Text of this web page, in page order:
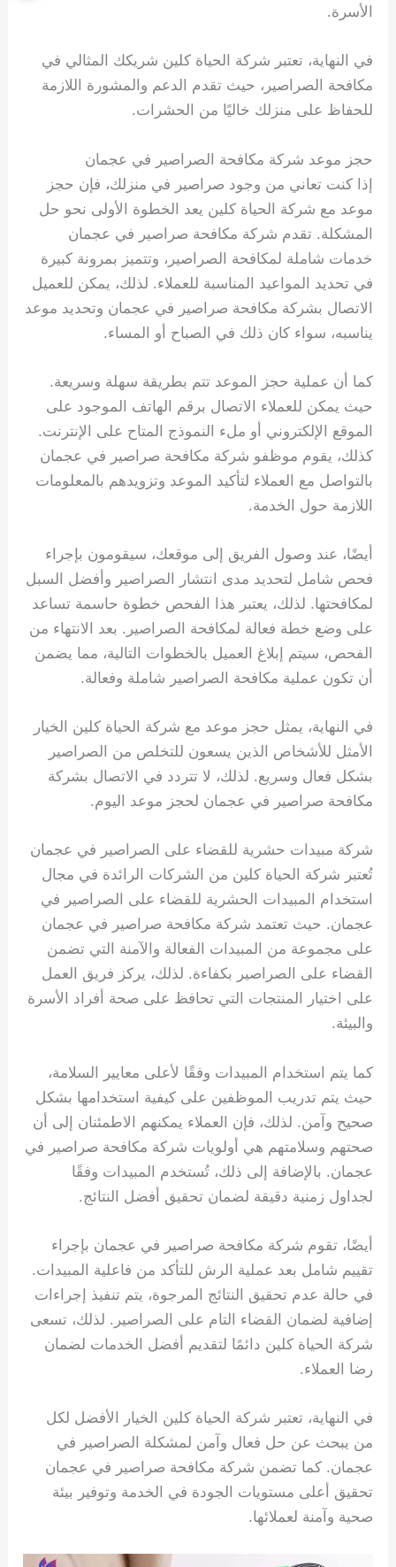
الأسرة.
في النهاية، تعتبر شركة الحياة كلين شريكك المثالي في
مكافحة الصراصير، حيث تقدم الدعم والمشورة اللازمة
للحفاظ على منزلك خاليًا من الحشرات.
حجز موعد شركة مكافحة الصراصير في عجمان
إذا كنت تعاني من وجود صراصير في منزلك، فإن حجز
موعد مع شركة الحياة كلين يعد الخطوة الأولى نحو حل
المشكلة. تقدم شركة مكافحة صراصير في عجمان
خدمات شاملة لمكافحة الصراصير، وتتميز بمرونة كبيرة
في تحديد المواعيد المناسبة للعملاء. لذلك، يمكن للعميل
الاتصال بشركة مكافحة صراصير في عجمان وتحديد موعد
يناسبه، سواء كان ذلك في الصباح أو المساء.
كما أن عملية حجز الموعد تتم بطريقة سهلة وسريعة.
حيث يمكن للعملاء الاتصال برقم الهاتف الموجود على
الموقع الإلكتروني أو ملء النموذج المتاح على الإنترنت.
كذلك، يقوم موظفو شركة مكافحة صراصير في عجمان
بالتواصل مع العملاء لتأكيد الموعد وتزويدهم بالمعلومات
اللازمة حول الخدمة.
أيضًا، عند وصول الفريق إلى موقعك، سيقومون بإجراء
فحص شامل لتحديد مدى انتشار الصراصير وأفضل السبل
لمكافحتها. لذلك، يعتبر هذا الفحص خطوة حاسمة تساعد
على وضع خطة فعالة لمكافحة الصراصير. بعد الانتهاء من
الفحص، سيتم إبلاغ العميل بالخطوات التالية، مما يضمن
أن تكون عملية مكافحة الصراصير شاملة وفعالة.
في النهاية، يمثل حجز موعد مع شركة الحياة كلين الخيار
الأمثل للأشخاص الذين يسعون للتخلص من الصراصير
بشكل فعال وسريع. لذلك، لا تتردد في الاتصال بشركة
مكافحة صراصير في عجمان لحجز موعد اليوم.
شركة مبيدات حشرية للقضاء على الصراصير في عجمان
تُعتبر شركة الحياة كلين من الشركات الرائدة في مجال
استخدام المبيدات الحشرية للقضاء على الصراصير في
عجمان. حيث تعتمد شركة مكافحة صراصير في عجمان
على مجموعة من المبيدات الفعالة والآمنة التي تضمن
القضاء على الصراصير بكفاءة. لذلك، يركز فريق العمل
على اختيار المنتجات التي تحافظ على صحة أفراد الأسرة
والبيئة.
كما يتم استخدام المبيدات وفقًا لأعلى معايير السلامة،
حيث يتم تدريب الموظفين على كيفية استخدامها بشكل
صحيح وآمن. لذلك، فإن العملاء يمكنهم الاطمئنان إلى أن
صحتهم وسلامتهم هي أولويات شركة مكافحة صراصير في
عجمان. بالإضافة إلى ذلك، تُستخدم المبيدات وفقًا
لجداول زمنية دقيقة لضمان تحقيق أفضل النتائج.
أيضًا، تقوم شركة مكافحة صراصير في عجمان بإجراء
تقييم شامل بعد عملية الرش للتأكد من فاعلية المبيدات.
في حالة عدم تحقيق النتائج المرجوة، يتم تنفيذ إجراءات
إضافية لضمان القضاء التام على الصراصير. لذلك، تسعى
شركة الحياة كلين دائمًا لتقديم أفضل الخدمات لضمان
رضا العملاء.
في النهاية، تعتبر شركة الحياة كلين الخيار الأفضل لكل
من يبحث عن حل فعال وآمن لمشكلة الصراصير في
عجمان. كما تضمن شركة مكافحة صراصير في عجمان
تحقيق أعلى مستويات الجودة في الخدمة وتوفير بيئة
صحية وآمنة لعملائها.